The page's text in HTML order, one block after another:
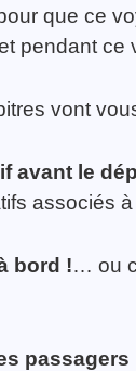
que ce
pendant ce
vont
avant le
associés
bord !… ou
passagers